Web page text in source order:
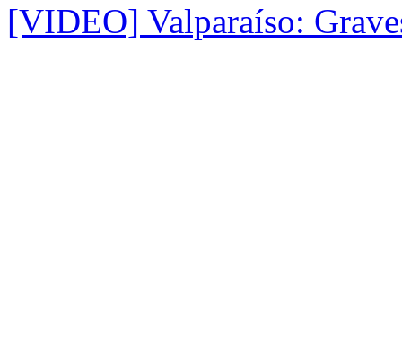
[VIDEO] Valparaíso: